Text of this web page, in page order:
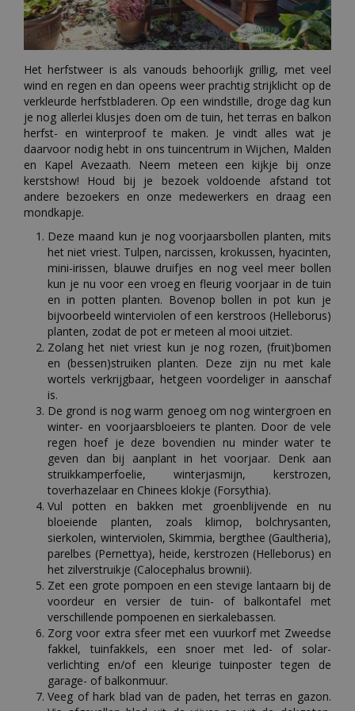
Het herfstweer is als vanouds behoorlijk grillig, met veel
wind en regen en dan opeens weer prachtig strijklicht op de
verkleurde herfstbladeren. Op een windstille, droge dag kun
je nog allerlei klusjes doen om de tuin, het terras en balkon
herfst- en winterproof te maken. Je vindt alles wat je
daarvoor nodig hebt in ons tuincentrum in Wijchen, Malden
en Kapel Avezaath. Neem meteen een kijkje bij onze
kerstshow! Houd bij je bezoek voldoende afstand tot
andere bezoekers en onze medewerkers en draag een
mondkapje.
Deze maand kun je nog voorjaarsbollen planten, mits
het niet vriest. Tulpen, narcissen, krokussen, hyacinten,
mini-irissen, blauwe druifjes en nog veel meer bollen
kun je nu voor een vroeg en fleurig voorjaar in de tuin
en in potten planten. Bovenop bollen in pot kun je
bijvoorbeeld winterviolen of een kerstroos (Helleborus)
planten, zodat de pot er meteen al mooi uitziet.
Zolang het niet vriest kun je nog rozen, (fruit)bomen
en (bessen)struiken planten. Deze zijn nu met kale
wortels verkrijgbaar, hetgeen voordeliger in aanschaf
is.
De grond is nog warm genoeg om nog wintergroen en
winter- en voorjaarsbloeiers te planten. Door de vele
regen hoef je deze bovendien nu minder water te
geven dan bij aanplant in het voorjaar. Denk aan
struikkamperfoelie, winterjasmijn, kerstrozen,
toverhazelaar en Chinees klokje (Forsythia).
Vul potten en bakken met groenblijvende en nu
bloeiende planten, zoals klimop, bolchrysanten,
sierkolen, winterviolen, Skimmia, bergthee (Gaultheria),
parelbes (Pernettya), heide, kerstrozen (Helleborus) en
het zilverstruikje (Calocephalus brownii).
Zet een grote pompoen en een stevige lantaarn bij de
voordeur en versier de tuin- of balkontafel met
verschillende pompoenen en sierkalebassen.
Zorg voor extra sfeer met een vuurkorf met Zweedse
fakkel, tuinfakkels, een snoer met led- of solar-
verlichting en/of een kleurige tuinposter tegen de
garage- of balkonmuur.
Veeg of hark blad van de paden, het terras en gazon.